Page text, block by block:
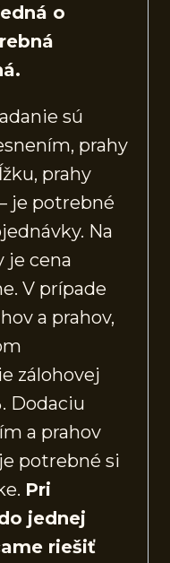
o
sú
prahy
prahy
je potrebné
Na
je cena
V prípade
a prahov,
zálohovej
Dodaciu
a prahov
potrebné si
Pri
jednej
riešiť